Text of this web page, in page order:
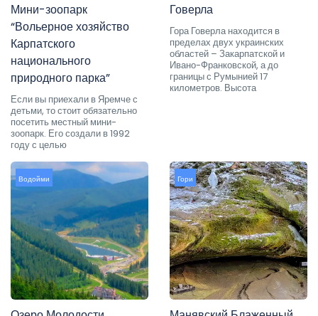
Мини-зоопарк
“Вольерное хозяйство
Карпатского
национального
природного парка”
Если вы приехали в Яремче с
детьми, то стоит обязательно
посетить местный мини-
зоопарк. Его создали в 1992
году с целью
Говерла
Гора Говерла находится в
пределах двух украинских
областей – Закарпатской и
Ивано-Франковской, а до
границы с Румынией 17
километров. Высота
Водойми Гори